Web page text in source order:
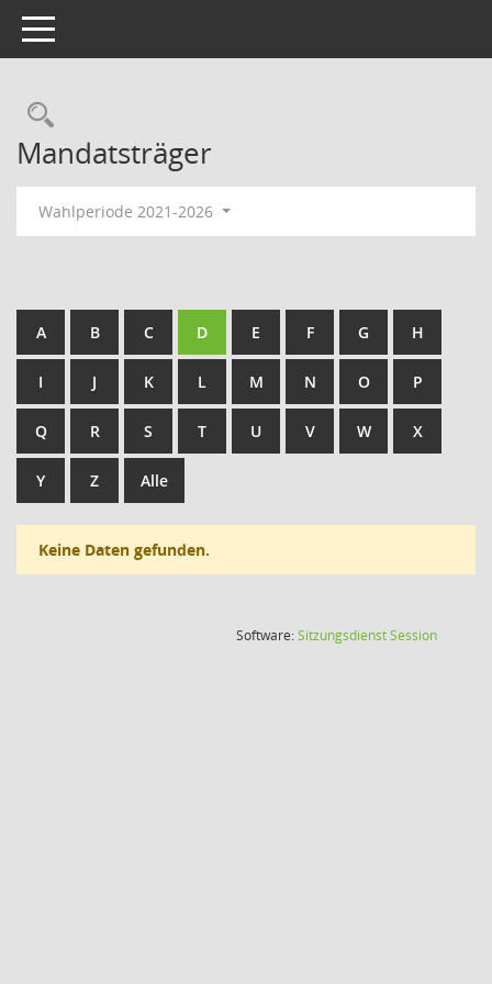
Toggle navigation
Rechercheauswahl
Mandatsträger
Wahlperiode 2021-2026
A B C D E F G H
I J K L M N O P
Q R S T U V W X
Y Z Alle
Keine Daten gefunden.
Software:SitzungsdienstSession(Wird in